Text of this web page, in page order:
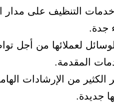
التنظيف على مدار
جدة.
لعملائها من أجل
المقدمة.
من الإرشادات
جديدة.